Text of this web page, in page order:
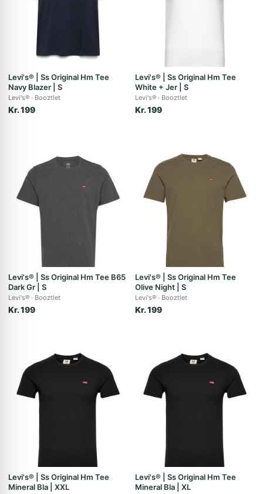
Levi's® | Ss Original Hm Tee
Navy Blazer | S
Levi's® Booztlet
Kr. 199
Levi's® | Ss Original Hm Tee
White + Jer | S
Levi's® Booztlet
Kr. 199
Levi's® | Ss Original Hm Tee B65
Dark Gr | S
Levi's® Booztlet
Kr. 199
Levi's® | Ss Original Hm Tee
Olive Night | S
Levi's® Booztlet
Kr. 199
Levi's® | Ss Original Hm Tee
Mineral Bla | XXL
Levi's® | Ss Original Hm Tee
Mineral Bla | XL